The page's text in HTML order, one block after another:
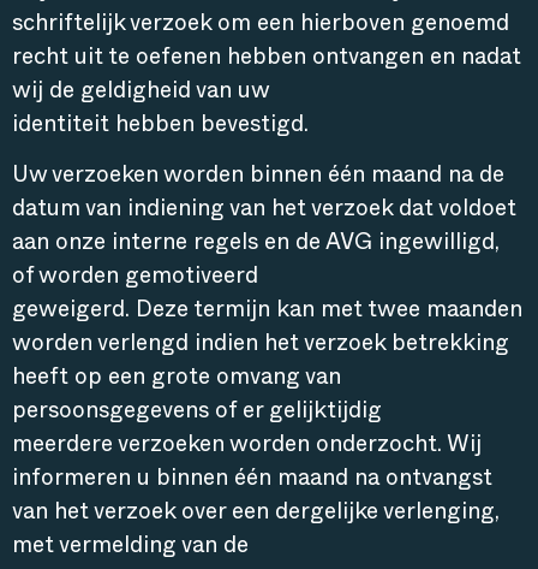
schriftelijk verzoek om een hierboven genoemd
recht uit te oefenen hebben ontvangen en nadat
wij de geldigheid van uw
identiteit hebben bevestigd.
Uw verzoeken worden binnen één maand na de
datum van indiening van het verzoek dat voldoet
aan onze interne regels en de AVG ingewilligd,
of worden gemotiveerd
geweigerd. Deze termijn kan met twee maanden
worden verlengd indien het verzoek betrekking
heeft op een grote omvang van
persoonsgegevens of er gelijktijdig
meerdere verzoeken worden onderzocht. Wij
informeren u binnen één maand na ontvangst
van het verzoek over een dergelijke verlenging,
met vermelding van de